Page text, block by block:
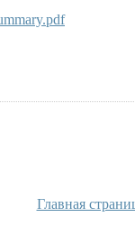
Главная